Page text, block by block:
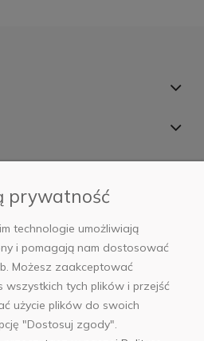
797 971 275
prywatność
technologie umożliwiają
i pomagają nam dostosować
Możesz zaakceptować
tych plików i przejść
użycie plików do swoich
"Dostosuj zgody".